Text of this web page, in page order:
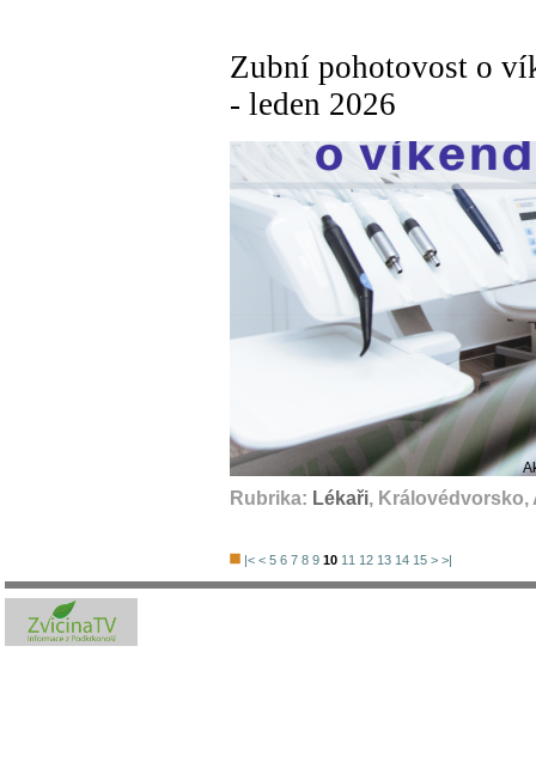
Zubní pohotovost o
- leden 2026
Rubrika: Lékaři, Královédvorsko,
|< < 5 6 7 8 9 10 11 12 13 14 15 > >|